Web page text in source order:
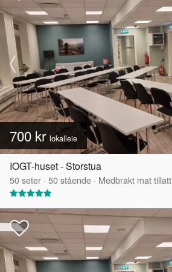
700 kr lokalleie
IOGT-huset - Storstua
50seter · 50stående · Medbrakt mat tillatt